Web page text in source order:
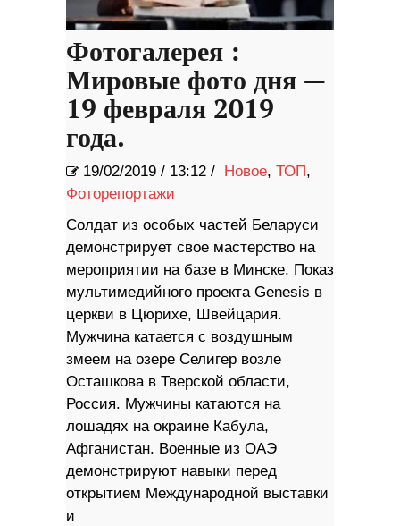
Фотогалерея :
Мировые фото дня —
19 февраля 2019
года.
19/02/2019 / 13:12 / Новое, ТОП,
Фоторепортажи
Солдат из особых частей Беларуси
демонстрирует свое мастерство на
мероприятии на базе в Минске. Показ
мультимедийного проекта Genesis в
церкви в Цюрихе, Швейцария.
Мужчина катается с воздушным
змеем на озере Селигер возле
Осташкова в Тверской области,
Россия. Мужчины катаются на
лошадях на окраине Кабула,
Афганистан. Военные из ОАЭ
демонстрируют навыки перед
открытием Международной выставки
и